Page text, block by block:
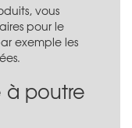
vous
pour le
exemple les
à poutre